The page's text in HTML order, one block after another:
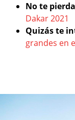
No te
Dakar 2021
Quizás te
grandes en